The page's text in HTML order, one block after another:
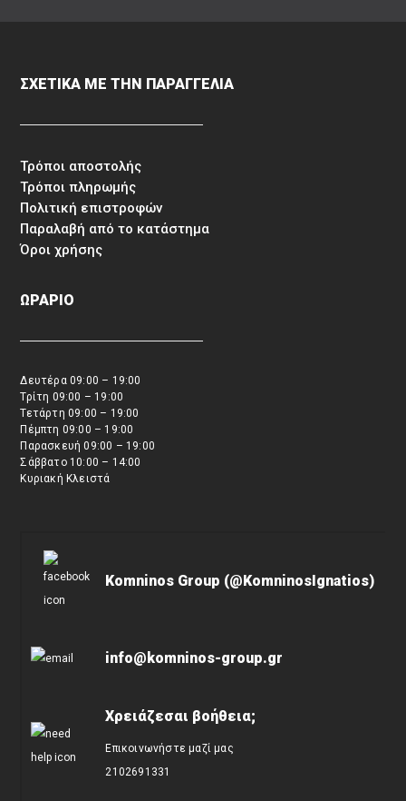
ΣΧΕΤΙΚΑ ΜΕ ΤΗΝ ΠΑΡΑΓΓΕΛΙΑ
Τρόποι αποστολής
Τρόποι πληρωμής
Πολιτική επιστροφών
Παραλαβή από το κατάστημα
Όροι χρήσης
ΩΡΑΡΙΟ
Δευτέρα 09:00 – 19:00
Τρίτη 09:00 – 19:00
Τετάρτη 09:00 – 19:00
Πέμπτη 09:00 – 19:00
Παρασκευή 09:00 – 19:00
Σάββατο 10:00 – 14:00
Κυριακή Κλειστά
Komninos Group (@KomninosIgnatios)
info@komninos-group.gr
Χρειάζεσαι βοήθεια;
Επικοινωνήστε μαζί μας
2102691331